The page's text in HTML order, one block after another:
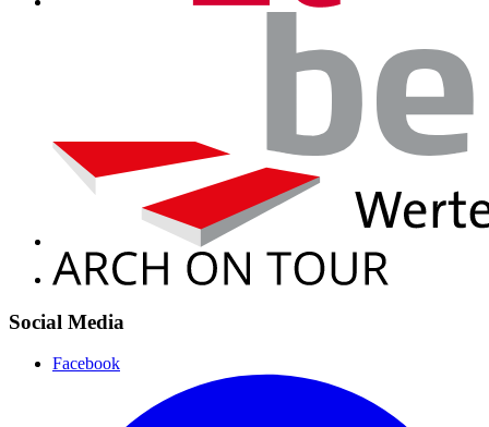
Social Media
Facebook